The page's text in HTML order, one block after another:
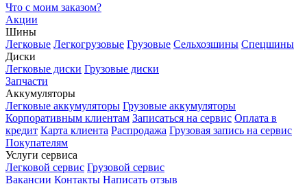
Что с моим заказом?
Акции
Шины
Легковые Легкогрузовые Грузовые Сельхозшины Спецшины
Диски
Легковые диски Грузовые диски
Запчасти
Аккумуляторы
Легковые аккумуляторы Грузовые аккумуляторы
Корпоративным клиентам Записаться на сервис Оплата в
кредит Карта клиента Распродажа Грузовая запись на сервис
Покупателям
Услуги сервиса
Легковой сервис Грузовой сервис
Вакансии Контакты Написать отзыв